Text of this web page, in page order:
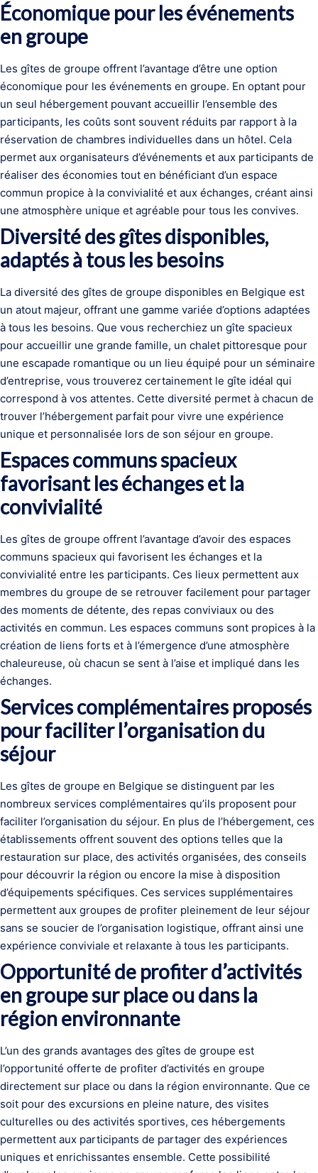
Économique pour les événements
en groupe
Les gîtes de groupe offrent l’avantage d’être une option
économique pour les événements en groupe. En optant pour
un seul hébergement pouvant accueillir l’ensemble des
participants, les coûts sont souvent réduits par rapport à la
réservation de chambres individuelles dans un hôtel. Cela
permet aux organisateurs d’événements et aux participants de
réaliser des économies tout en bénéficiant d’un espace
commun propice à la convivialité et aux échanges, créant ainsi
une atmosphère unique et agréable pour tous les convives.
Diversité des gîtes disponibles,
adaptés à tous les besoins
La diversité des gîtes de groupe disponibles en Belgique est
un atout majeur, offrant une gamme variée d’options adaptées
à tous les besoins. Que vous recherchiez un gîte spacieux
pour accueillir une grande famille, un chalet pittoresque pour
une escapade romantique ou un lieu équipé pour un séminaire
d’entreprise, vous trouverez certainement le gîte idéal qui
correspond à vos attentes. Cette diversité permet à chacun de
trouver l’hébergement parfait pour vivre une expérience
unique et personnalisée lors de son séjour en groupe.
Espaces communs spacieux
favorisant les échanges et la
convivialité
Les gîtes de groupe offrent l’avantage d’avoir des espaces
communs spacieux qui favorisent les échanges et la
convivialité entre les participants. Ces lieux permettent aux
membres du groupe de se retrouver facilement pour partager
des moments de détente, des repas conviviaux ou des
activités en commun. Les espaces communs sont propices à la
création de liens forts et à l’émergence d’une atmosphère
chaleureuse, où chacun se sent à l’aise et impliqué dans les
échanges.
Services complémentaires proposés
pour faciliter l’organisation du
séjour
Les gîtes de groupe en Belgique se distinguent par les
nombreux services complémentaires qu’ils proposent pour
faciliter l’organisation du séjour. En plus de l’hébergement, ces
établissements offrent souvent des options telles que la
restauration sur place, des activités organisées, des conseils
pour découvrir la région ou encore la mise à disposition
d’équipements spécifiques. Ces services supplémentaires
permettent aux groupes de profiter pleinement de leur séjour
sans se soucier de l’organisation logistique, offrant ainsi une
expérience conviviale et relaxante à tous les participants.
Opportunité de profiter d’activités
en groupe sur place ou dans la
région environnante
L’un des grands avantages des gîtes de groupe est
l’opportunité offerte de profiter d’activités en groupe
directement sur place ou dans la région environnante. Que ce
soit pour des excursions en pleine nature, des visites
culturelles ou des activités sportives, ces hébergements
permettent aux participants de partager des expériences
uniques et enrichissantes ensemble. Cette possibilité